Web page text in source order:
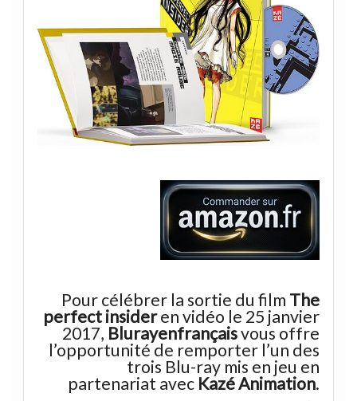
Pour célébrer la sortie du film The
perfect insideren vidéo le 25 janvier
2017, Blurayenfrançaisvous offre
l’opportunité de remporter l’un des
trois Blu-ray mis en jeu en
partenariat avec Kazé Animation.